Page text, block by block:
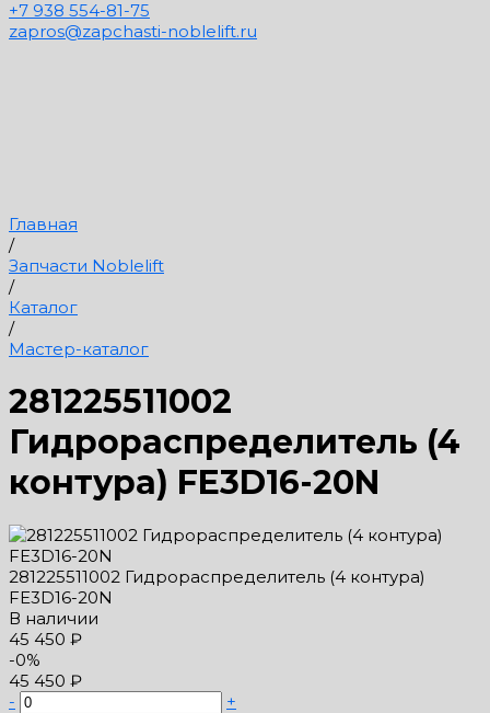
+7 938 554-81-75
zapros@zapchasti-noblelift.ru
Главная
/
Запчасти Noblelift
/
Каталог
/
Мастер-каталог
281225511002
Гидрораспределитель (4
контура) FE3D16-20N
281225511002 Гидрораспределитель (4 контура)
FE3D16-20N
В наличии
45 450 ₽
-0%
45 450 ₽
-
+